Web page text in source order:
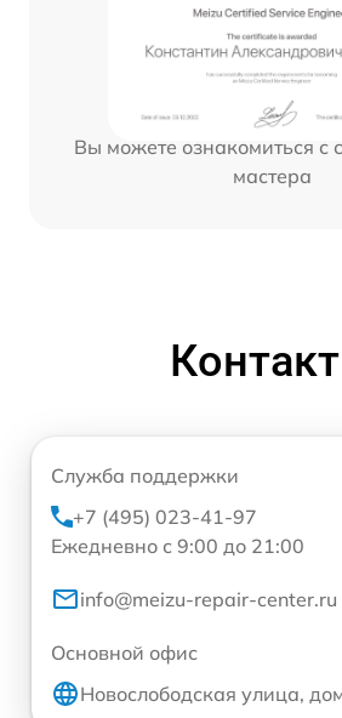
Вы можете ознакомиться с
мастера
Служба поддержки
+7 (495) 023-41-97
Ежедневно с 9:00 до 21:00
info@meizu-repair-center.ru
Основной офис
Новослободская улица,